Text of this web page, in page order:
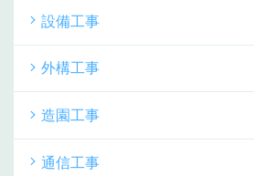
設備工事
外構工事
造園工事
通信工事